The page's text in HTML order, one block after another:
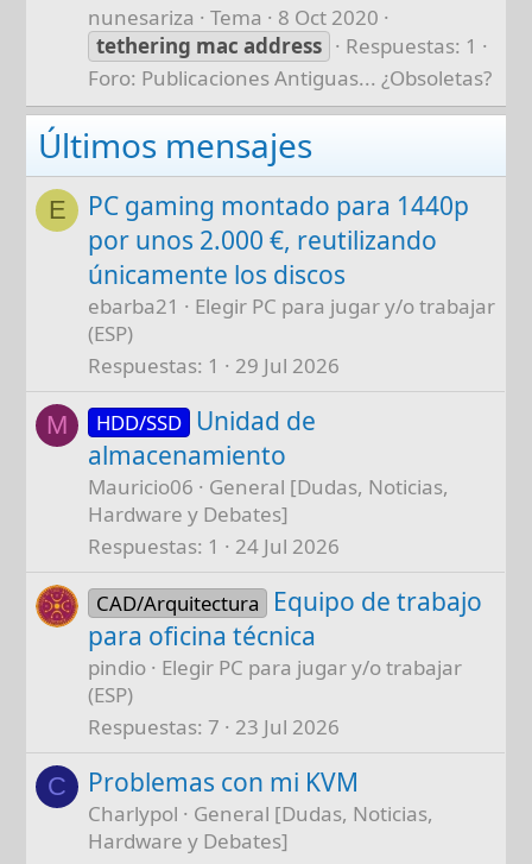
nunesariza Tema
8 Oct 2020
tethering mac address
Respuestas: 1
Foro: Publicaciones Antiguas... ¿Obsoletas?
Últimos mensajes
E
PC gaming montado para 1440p
por unos 2.000 €, reutilizando
únicamente los discos
ebarba21
Elegir PC para jugar y/o trabajar
(ESP)
Respuestas 1 29 Jul 2026
M HDD/SSD Unidad de
almacenamiento
Mauricio06
General [Dudas, Noticias,
Hardware y Debates]
Respuestas 1 24 Jul 2026
CAD/Arquitectura
Equipo de trabajo
para oficina técnica
pindio
Elegir PC para jugar y/o trabajar
(ESP)
Respuestas 7 23 Jul 2026
C Problemas con mi KVM
Charlypol
General [Dudas, Noticias,
Hardware y Debates]